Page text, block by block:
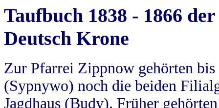
Taufbuch 1838 - 1866
Deutsch Krone
Zur Pfarrei Zippnow gehörten
(Sypnywo) noch die beiden
Jagdhaus (Budy). Früher